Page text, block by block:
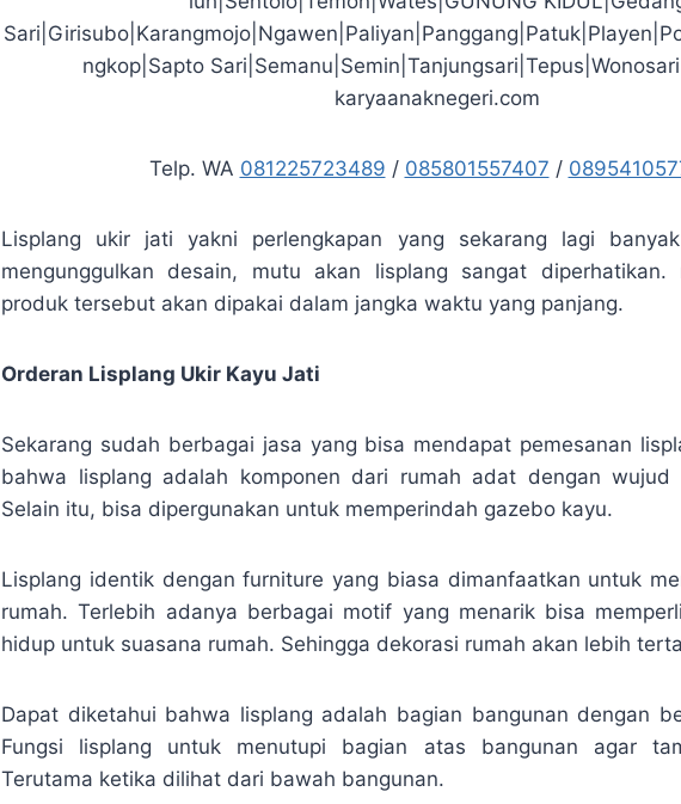
ngkop|Sapto
karyaanaknegeri.com
Telp. WA 081225723489 / 085801557407 /
Lisplang ukir jati yakni perlengkapan yang sekarang lagi
mengunggulkan desain, mutu akan lisplang sangat diperhatikan.
produk tersebut akan dipakai dalam jangka waktu yang panjang.
Orderan Lisplang Ukir Kayu Jati
Sekarang sudah berbagai jasa yang bisa mendapat pemesanan
bahwa lisplang adalah komponen dari rumah adat dengan wujud
Selain itu, bisa dipergunakan untuk memperindah gazebo kayu.
Lisplang identik dengan furniture yang biasa dimanfaatkan untuk
rumah. Terlebih adanya berbagai motif yang menarik bisa
hidup untuk suasana rumah. Sehingga dekorasi rumah akan lebih
Dapat diketahui bahwa lisplang adalah bagian bangunan dengan
Fungsi lisplang untuk menutupi bagian atas bangunan agar
Terutama ketika dilihat dari bawah bangunan.